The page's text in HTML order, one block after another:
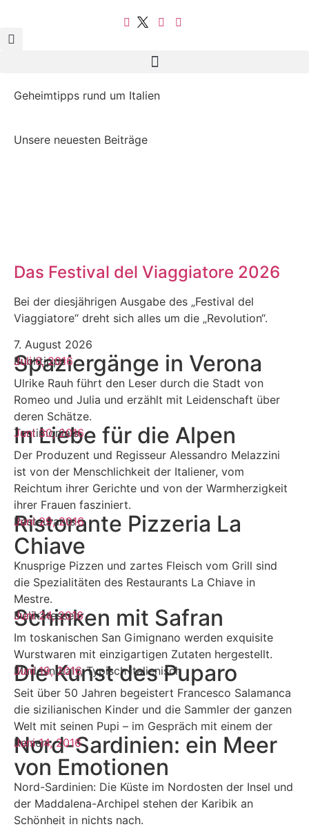
Geheimtipps rund um Italien
Unsere neuesten Beiträge
Das Festival del Viaggiatore 2026
Bei der diesjährigen Ausgabe des „Festival del
Viaggiatore“ dreht sich alles um die „Revolution“.
7. August 2026
Buchtipps
Spaziergänge in Verona
Ulrike Rauh führt den Leser durch die Stadt von
Romeo und Julia und erzählt mit Leidenschaft über
deren Schätze.
Juli 6, 2016
Testimonials
In Liebe für die Alpen
Der Produzent und Regisseur Alessandro Melazzini
ist von der Menschlichkeit der Italiener, vom
Reichtum ihrer Gerichte und von der Warmherzigkeit
ihrer Frauen fasziniert.
Juni 30, 2016
Restaurants
Ristorante Pizzeria La
Chiave
Knusprige Pizzen und zartes Fleisch vom Grill sind
die Spezialitäten des Restaurants La Chiave in
Mestre.
Juni 29, 2016
Delikatessen
Schinken mit Safran
Im toskanischen San Gimignano werden exquisite
Wurstwaren mit einzigartigen Zutaten hergestellt.
Juni 24, 2016
Made in Italy,Typisch italienisch
Die Kunst des Puparo
Seit über 50 Jahren begeistert Francesco Salamanca
die sizilianischen Kinder und die Sammler der ganzen
Welt mit seinen Pupi – im Gespräch mit einem der
Juni 19, 2016
Reisen
Nord-Sardinien: ein Meer
von Emotionen
Nord-Sardinien: Die Küste im Nordosten der Insel und
der Maddalena-Archipel stehen der Karibik an
Schönheit in nichts nach.
Juni 14, 2016